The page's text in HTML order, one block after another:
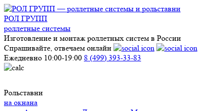
РОЛ ГРУПП
роллетные системы
Изготовление и монтаж роллетных систем в России
Спрашивайте, отвечаем онлайн
Ежедневно 10:00-19:00 8 (499) 393-33-83
Рольставни
на окнана